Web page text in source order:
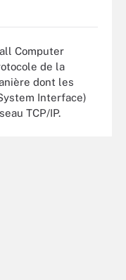
Computer
de la
dont les
Interface)
TCP/IP.